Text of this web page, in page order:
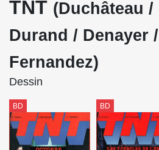
TNT (Duchâteau /
Durand / Denayer /
Fernandez)
Dessin
BD BD